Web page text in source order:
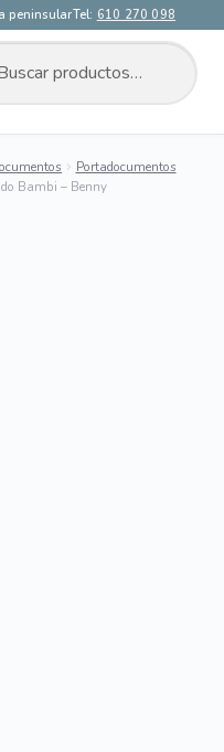
peninsularTel: 610 270 098
Portadocumentos
Bambi – Benny